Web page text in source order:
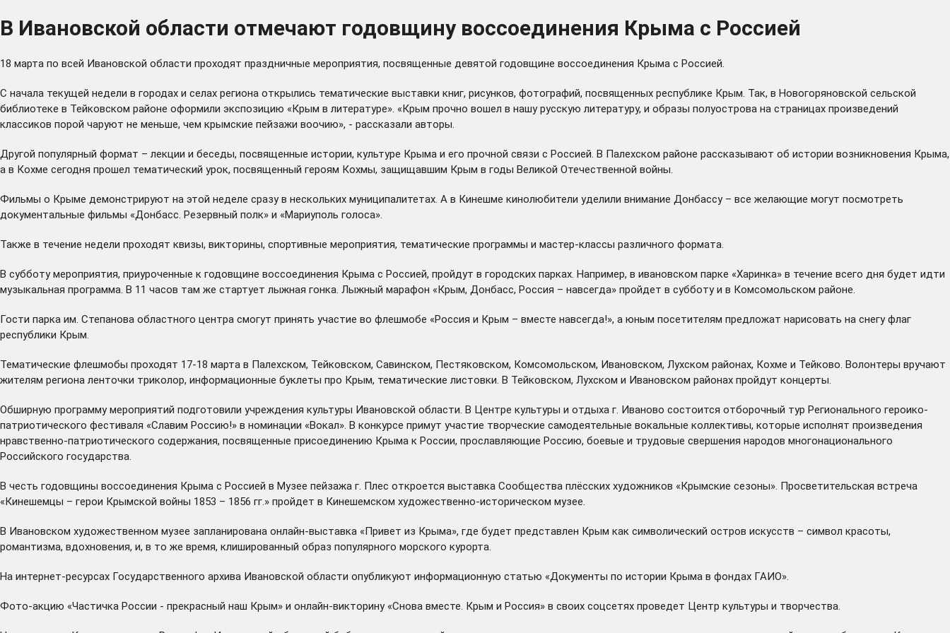
В Ивановской области отмечают годовщину воссоединения Крыма с Россией
18 марта по всей Ивановской области проходят праздничные мероприятия, посвященные девятой годовщине воссоединения Крыма с Россией.
С начала текущей недели в городах и селах региона открылись тематические выставки книг, рисунков, фотографий, посвященных республике Крым. Так, в Новогоряновской сельской
библиотеке в Тейковском районе оформили экспозицию «Крым в литературе». «Крым прочно вошел в нашу русскую литературу, и образы полуострова на страницах произведений
классиков порой чаруют не меньше, чем крымские пейзажи воочию», - рассказали авторы.
Другой популярный формат – лекции и беседы, посвященные истории, культуре Крыма и его прочной связи с Россией. В Палехском районе рассказывают об истории возникновения Крыма,
а в Кохме сегодня прошел тематический урок, посвященный героям Кохмы, защищавшим Крым в годы Великой Отечественной войны.
Фильмы о Крыме демонстрируют на этой неделе сразу в нескольких муниципалитетах. А в Кинешме кинолюбители уделили внимание Донбассу – все желающие могут посмотреть
документальные фильмы «Донбасс. Резервный полк» и «Мариуполь голоса».
Также в течение недели проходят квизы, викторины, спортивные мероприятия, тематические программы и мастер-классы различного формата.
В субботу мероприятия, приуроченные к годовщине воссоединения Крыма с Россией, пройдут в городских парках. Например, в ивановском парке «Харинка» в течение всего дня будет идти
музыкальная программа. В 11 часов там же стартует лыжная гонка. Лыжный марафон «Крым, Донбасс, Россия – навсегда» пройдет в субботу и в Комсомольском районе.
Гости парка им. Степанова областного центра смогут принять участие во флешмобе «Россия и Крым – вместе навсегда!», а юным посетителям предложат нарисовать на снегу флаг
республики Крым.
Тематические флешмобы проходят 17-18 марта в Палехском, Тейковском, Савинском, Пестяковском, Комсомольском, Ивановском, Лухском районах, Кохме и Тейково. Волонтеры вручают
жителям региона ленточки триколор, информационные буклеты про Крым, тематические листовки. В Тейковском, Лухском и Ивановском районах пройдут концерты.
Обширную программу мероприятий подготовили учреждения культуры Ивановской области. В Центре культуры и отдыха г. Иваново состоится отборочный тур Регионального героико-
патриотического фестиваля «Славим Россию!» в номинации «Вокал». В конкурсе примут участие творческие самодеятельные вокальные коллективы, которые исполнят произведения
нравственно-патриотического содержания, посвященные присоединению Крыма к России, прославляющие Россию, боевые и трудовые свершения народов многонационального
Российского государства.
В честь годовщины воссоединения Крыма с Россией в Музее пейзажа г. Плес откроется выставка Сообщества плёсских художников «Крымские сезоны». Просветительская встреча
«Кинешемцы – герои Крымской войны 1853 – 1856 гг.» пройдет в Кинешемском художественно-историческом музее.
В Ивановском художественном музее запланирована онлайн-выставка «Привет из Крыма», где будет представлен Крым как символический остров искусств – символ красоты,
романтизма, вдохновения, и, в то же время, клишированный образ популярного морского курорта.
На интернет-ресурсах Государственного архива Ивановской области опубликуют информационную статью «Документы по истории Крыма в фондах ГАИО».
Фото-акцию «Частичка России - прекрасный наш Крым» и онлайн-викторину «Снова вместе. Крым и Россия» в своих соцсетях проведет Центр культуры и творчества.